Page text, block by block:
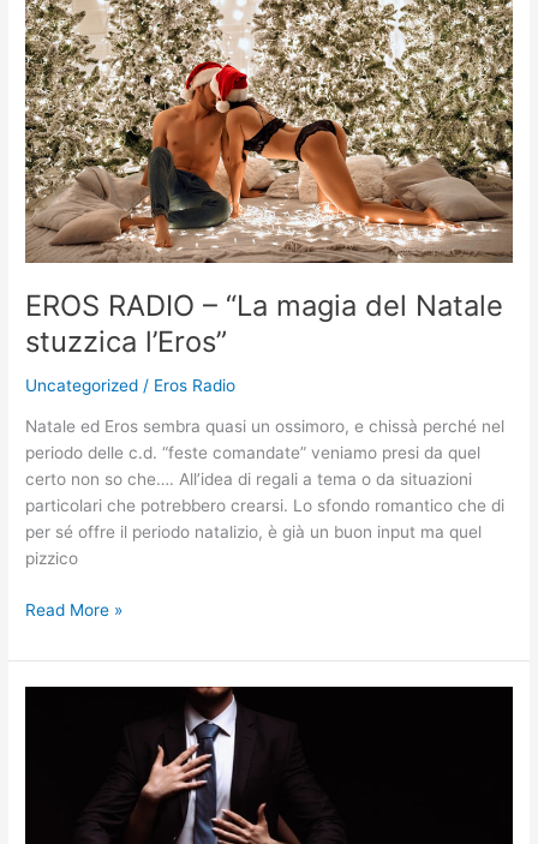
EROS RADIO – “La magia del Natale
stuzzica l’Eros”
Uncategorized / Eros Radio
Natale ed Eros sembra quasi un ossimoro, e chissà perché nel
periodo delle c.d. “feste comandate” veniamo presi da quel
certo non so che…. All’idea di regali a tema o da situazioni
particolari che potrebbero crearsi. Lo sfondo romantico che di
per sé offre il periodo natalizio, è già un buon input ma quel
pizzico
RADIO
–
“La
magia
del
Natale
stuzzica
l’Eros”
Read More »
disavventure